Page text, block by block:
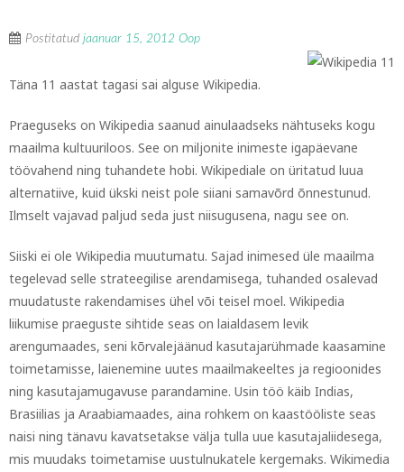
Postitatud jaanuar 15, 2012 Oop
Täna 11 aastat tagasi sai alguse Wikipedia.
Praeguseks on Wikipedia saanud ainulaadseks nähtuseks kogu
maailma kultuuriloos. See on miljonite inimeste igapäevane
töövahend ning tuhandete hobi. Wikipediale on üritatud luua
alternatiive, kuid ükski neist pole siiani samavõrd õnnestunud.
Ilmselt vajavad paljud seda just niisugusena, nagu see on.
Siiski ei ole Wikipedia muutumatu. Sajad inimesed üle maailma
tegelevad selle strateegilise arendamisega, tuhanded osalevad
muudatuste rakendamises ühel või teisel moel. Wikipedia
liikumise praeguste sihtide seas on laialdasem levik
arengumaades, seni kõrvalejäänud kasutajarühmade kaasamine
toimetamisse, laienemine uutes maailmakeeltes ja regioonides
ning kasutajamugavuse parandamine. Usin töö käib Indias,
Brasiilias ja Araabiamaades, aina rohkem on kaastööliste seas
naisi ning tänavu kavatsetakse välja tulla uue kasutajaliidesega,
mis muudaks toimetamise uustulnukatele kergemaks. Wikimedia